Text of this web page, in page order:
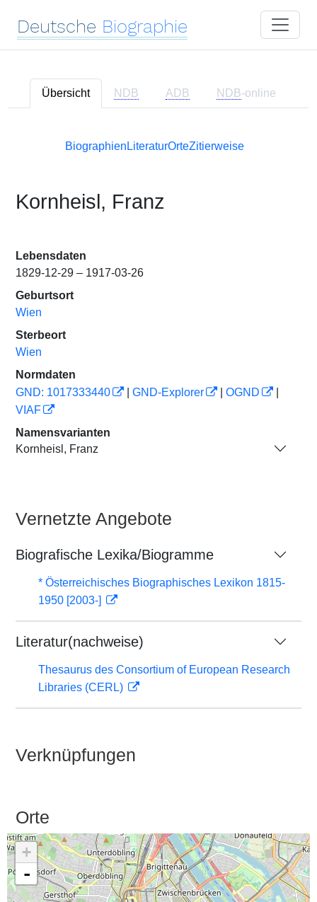
Deutsche Biographie
Übersicht NDB ADB NDB-online
Biographien LiteraturOrteZitierweise
Kornheisl, Franz
Lebensdaten
1829-12-29 – 1917-03-26
Geburtsort
Wien
Sterbeort
Wien
Normdaten
GND: 1017333440
GND-Explorer OGND
VIAF
Namensvarianten
Kornheisl, Franz
Vernetzte Angebote
Biografische Lexika/Biogramme
* Österreichisches Biographisches Lexikon 1815-
1950 [2003-]
Literatur(nachweise)
Thesaurus des Consortium of European Research
Libraries (CERL)
Verknüpfungen
Orte
+
-